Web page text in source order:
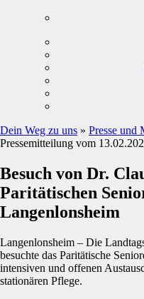
Dein Weg zu uns » Presse und
Pressemitteilung vom
Besuch von Dr.
Paritätischen
Langenlonsheim
Langenlonsheim – Die
besuchte das Paritätische
intensiven und offenen
stationären Pflege.